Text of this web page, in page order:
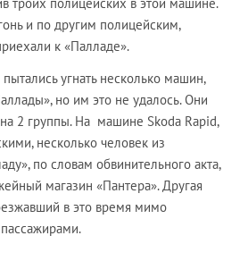
и по другим полицейским,
к «Палладе».
угнать несколько машин,
но им это не удалось. Они
2 группы. На машине Skoda Rapid,
несколько человек из
по словам обвинительного акта,
магазин «Пантера». Другая
в это время мимо